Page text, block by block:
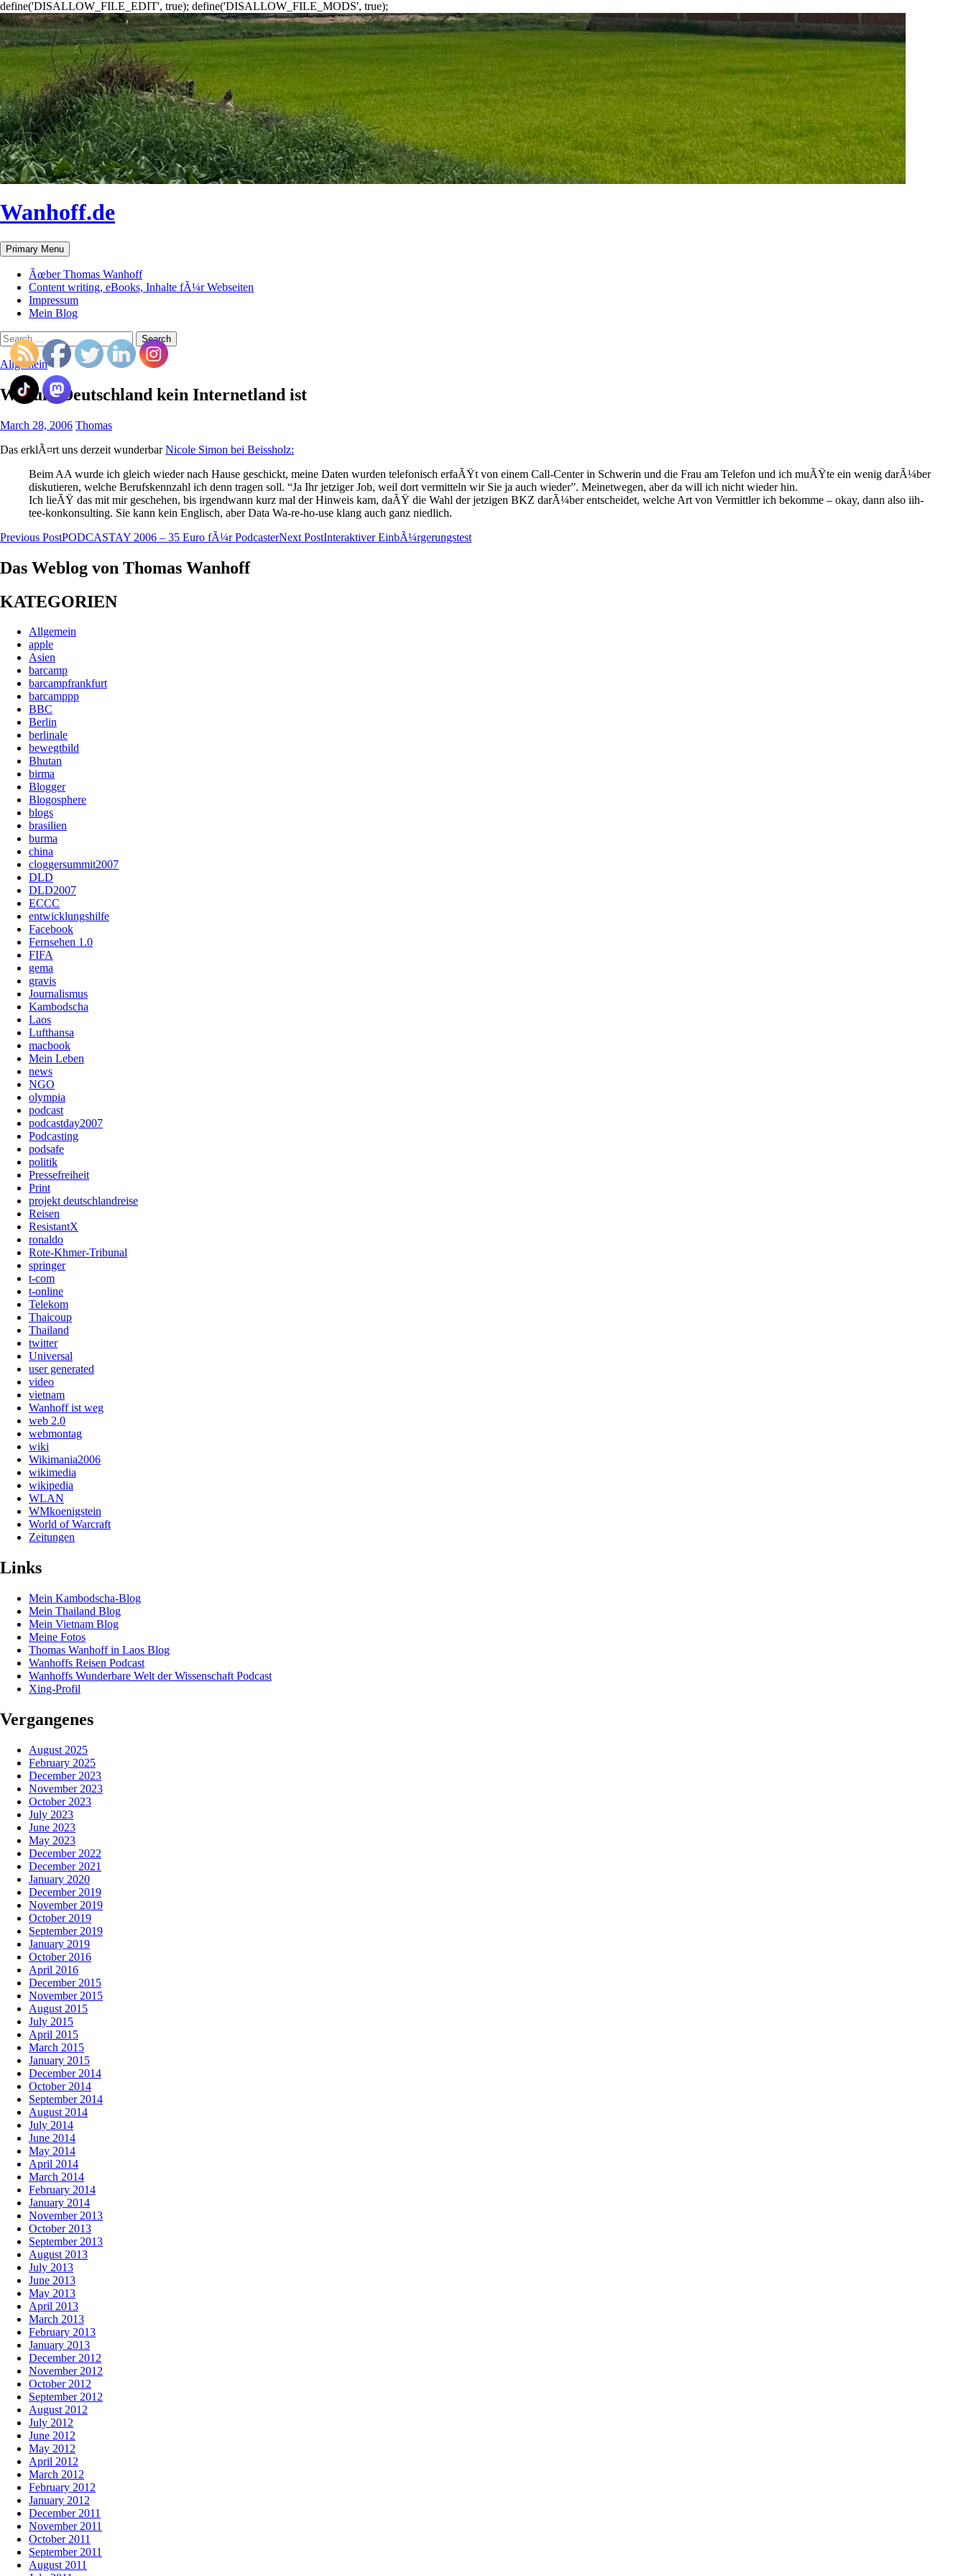
define('DISALLOW_FILE_EDIT', true); define('DISALLOW_FILE_MODS', true);
Wanhoff.de
Search
Primary Menu Skip
to
content
Ãœber Thomas Wanhoff
Content writing, eBooks, Inhalte fÃ¼r Webseiten
Impressum
Mein Blog
Search
for:
Allgemein
Warum Deutschland kein Internetland ist
March 28, 2006 Thomas
Das erklÃ¤rt uns derzeit wunderbarNicole Simon bei Beissholz:
Beim AA wurde ich gleich wieder nach Hause geschickt, meine Daten wurden telefonisch erfaÃŸt von einem Call-Center in Schwerin und die Frau am Telefon und ich muÃŸte ein wenig darÃ¼ber
diskutieren, welche Berufskennzahl ich denn tragen soll. “Ja Ihr jetziger Job, weil dort vermitteln wir Sie ja auch wieder”. Meinetwegen, aber da will ich nicht wieder hin.
Ich lieÃŸ das mit mir geschehen, bis irgendwann kurz mal der Hinweis kam, daÃŸ die Wahl der jetzigen BKZ darÃ¼ber entscheidet, welche Art von Vermittler ich bekomme – okay, dann also iih-
tee-konkonsulting. Sie kann kein Englisch, aber Data Wa-re-ho-use klang auch ganz niedlich.
Post
navigation
Previous PostPODCASTAY 2006 – 35 Euro fÃ¼r PodcasterNext PostInteraktiver EinbÃ¼rgerungstest
Das Weblog von Thomas Wanhoff
KATEGORIEN
Allgemein
apple
Asien
barcamp
barcampfrankfurt
barcamppp
BBC
Berlin
berlinale
bewegtbild
Bhutan
birma
Blogger
Blogosphere
blogs
brasilien
burma
china
cloggersummit2007
DLD
DLD2007
ECCC
entwicklungshilfe
Facebook
Fernsehen 1.0
FIFA
gema
gravis
Journalismus
Kambodscha
Laos
Lufthansa
macbook
Mein Leben
news
NGO
olympia
podcast
podcastday2007
Podcasting
podsafe
politik
Pressefreiheit
Print
projekt deutschlandreise
Reisen
ResistantX
ronaldo
Rote-Khmer-Tribunal
springer
t-com
t-online
Telekom
Thaicoup
Thailand
twitter
Universal
user generated
video
vietnam
Wanhoff ist weg
web 2.0
webmontag
wiki
Wikimania2006
wikimedia
wikipedia
WLAN
WMkoenigstein
World of Warcraft
Zeitungen
Links
Mein Kambodscha-Blog
Mein Thailand Blog
Mein Vietnam Blog
Meine Fotos
Thomas Wanhoff in Laos Blog
Wanhoffs Reisen Podcast
Wanhoffs Wunderbare Welt der Wissenschaft Podcast
Xing-Profil
Vergangenes
August 2025
February 2025
December 2023
November 2023
October 2023
July 2023
June 2023
May 2023
December 2022
December 2021
January 2020
December 2019
November 2019
October 2019
September 2019
January 2019
October 2016
April 2016
December 2015
November 2015
August 2015
July 2015
April 2015
March 2015
January 2015
December 2014
October 2014
September 2014
August 2014
July 2014
June 2014
May 2014
April 2014
March 2014
February 2014
January 2014
November 2013
October 2013
September 2013
August 2013
July 2013
June 2013
May 2013
April 2013
March 2013
February 2013
January 2013
December 2012
November 2012
October 2012
September 2012
August 2012
July 2012
June 2012
May 2012
April 2012
March 2012
February 2012
January 2012
December 2011
November 2011
October 2011
September 2011
August 2011